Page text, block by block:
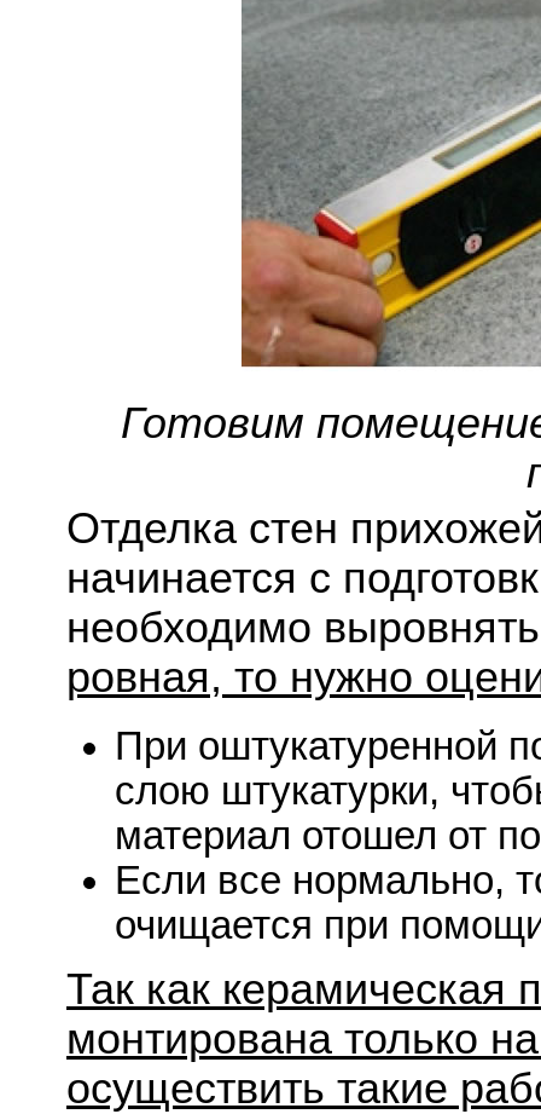
Готовим
Отделка стен
начинается с
необходимо
ровная, то нужно
При оштукатуренной
слою штукатурки,
материал отошел от
Если все нормально,
очищается при
Так как керамическая
монтирована только
осуществить такие